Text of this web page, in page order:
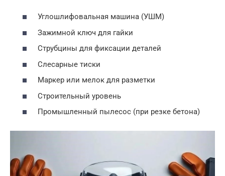
Углошлифовальная машина (УШМ)
Зажимной ключ для гайки
Струбцины для фиксации деталей
Слесарные тиски
Маркер или мелок для разметки
Строительный уровень
Промышленный пылесос (при резке бетона)